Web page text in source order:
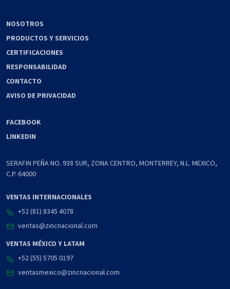
NOSOTROS
PRODUCTOS Y SERVICIOS
CERTIFICACIONES
RESPONSABILIDAD
CONTACTO
AVISO DE PRIVACIDAD
FACEBOOK
LINKEDIN
SERAFIN PEÑA NO. 938 SUR, ZONA CENTRO, MONTERREY, N.L. MEXICO,
C.P. 64000
VENTAS INTERNACIONALES
+52 (81) 8345 4078
ventas@zincnacional.com
VENTAS MÉXICO Y LATAM
+52 (55) 5705 0197
ventasmexico@zincnacional.com